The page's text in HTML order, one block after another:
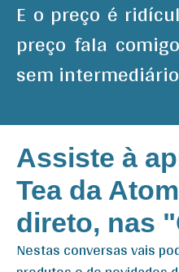
E o preço é
preço fala
sem
Assiste à
Tea da
direto, nas
Nestas conversas vais